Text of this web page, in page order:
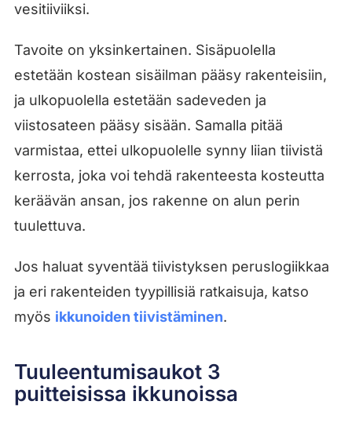
vesitiiviiksi.
Tavoite on yksinkertainen. Sisäpuolella
estetään kostean sisäilman pääsy rakenteisiin,
ja ulkopuolella estetään sadeveden ja
viistosateen pääsy sisään. Samalla pitää
varmistaa, ettei ulkopuolelle synny liian tiivistä
kerrosta, joka voi tehdä rakenteesta kosteutta
keräävän ansan, jos rakenne on alun perin
tuulettuva.
Jos haluat syventää tiivistyksen peruslogiikkaa
ja eri rakenteiden tyypillisiä ratkaisuja, katso
myös ikkunoiden tiivistäminen.
Tuuleentumisaukot 3
puitteisissa ikkunoissa